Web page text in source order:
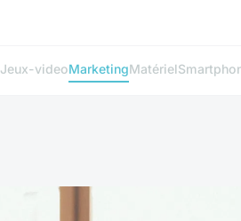
Jeux-videoMarketingMatériel